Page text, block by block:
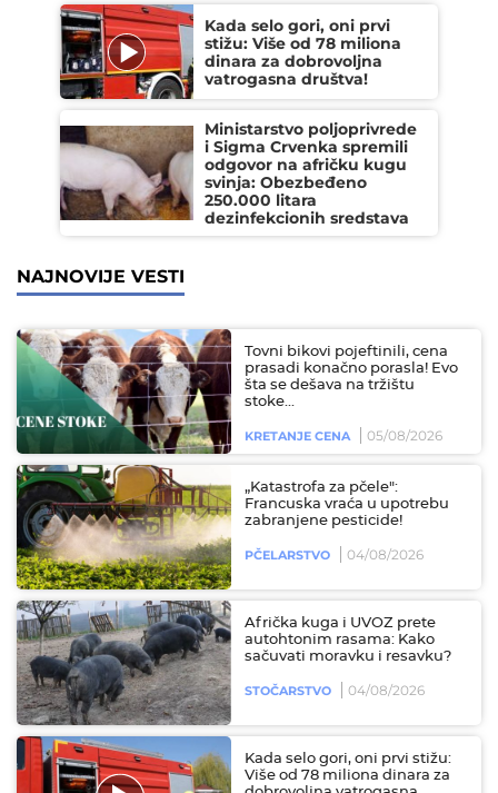
Kada selo gori, oni prvi
stižu: Više od 78 miliona
dinara za dobrovoljna
vatrogasna društva!
Ministarstvo poljoprivrede
i Sigma Crvenka spremili
odgovor na afričku kugu
svinja: Obezbeđeno
250.000 litara
dezinfekcionih sredstava
NAJNOVIJE VESTI
Tovni bikovi pojeftinili, cena
prasadi konačno porasla! Evo
šta se dešava na tržištu
stoke...
KRETANJE CENA 05/08/2026
„Katastrofa za pčele":
Francuska vraća u upotrebu
zabranjene pesticide!
PČELARSTVO 04/08/2026
Afrička kuga i UVOZ prete
autohtonim rasama: Kako
sačuvati moravku i resavku?
STOČARSTVO 04/08/2026
Kada selo gori, oni prvi stižu:
Više od 78 miliona dinara za